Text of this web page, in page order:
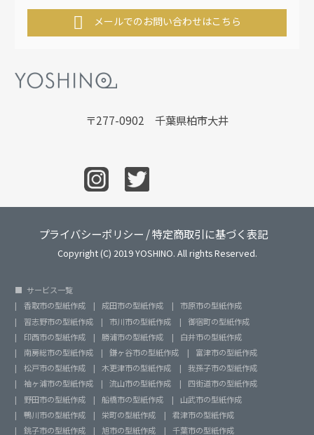
〒277-0902 千葉県柏市大井
メールでのお問い合わせはこちら
プライバシーポリシー /特定商取引に基づく表記
Copyright (C) 2019 YOSHINO. All rights Reserved.
サービス一覧
香取市の型紙作成
成田市の型紙作成
市原市の型紙作成
習志野市の型紙作成
市川市の型紙作成
御宿町の型紙作成
印西市の型紙作成
勝浦市の型紙作成
白井市の型紙作成
南房総市の型紙作成
鎌ヶ谷市の型紙作成
富津市の型紙作成
松戸市の型紙作成
木更津市の型紙作成
我孫子市の型紙作成
袖ヶ浦市の型紙作成
流山市の型紙作成
四街道市の型紙作成
野田市の型紙作成
船橋市の型紙作成
山武市の型紙作成
鴨川市の型紙作成
栄町の型紙作成
君津市の型紙作成
銚子市の型紙作成
旭市の型紙作成 千葉市の型紙作成